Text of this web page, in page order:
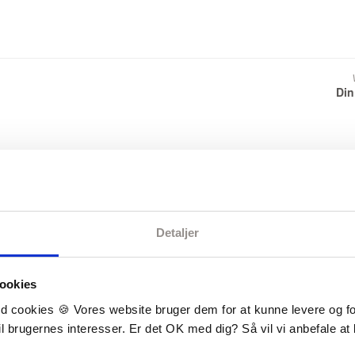
Detaljer
cookies 🍪 Vores website bruger dem for at kunne levere og
brugernes interesser. Er det OK med dig? Så vil vi anbefale